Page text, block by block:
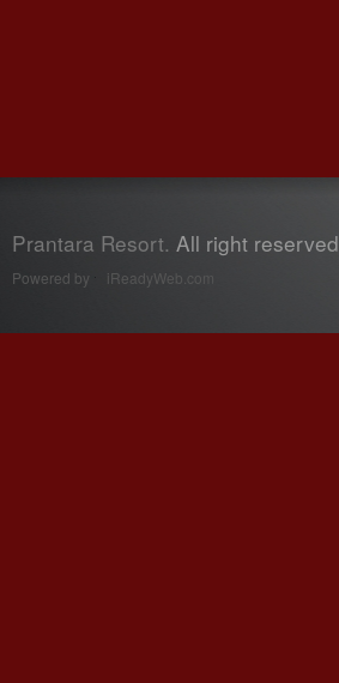
Prantara Resort. All right reserved
Powered by iReadyWeb.com